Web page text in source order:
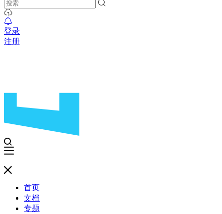
登录
注册
首页
文档
专题